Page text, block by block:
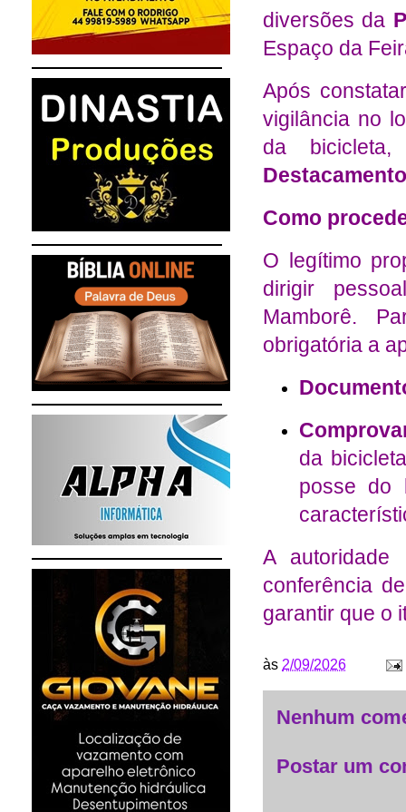
diversões da
Espaço da
Após
vigilância no
da bicicleta,
Como
O legítimo
dirigir
Mamborê.
obrigatória a
da
posse do
A autoridade
conferência
garantir que o
às 2/09/2026
Nenhum
Postar um